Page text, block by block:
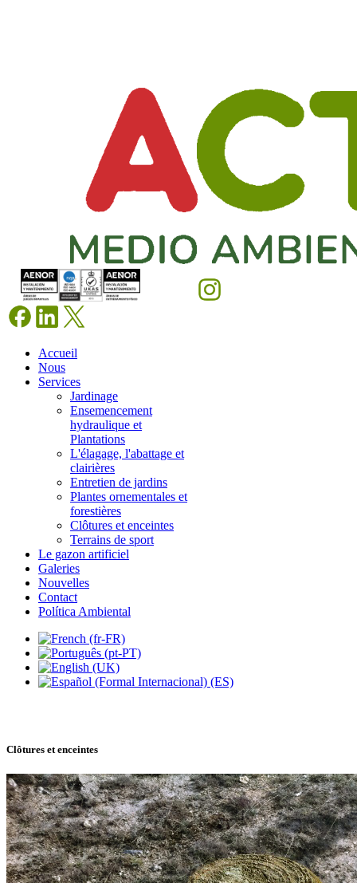
Accueil
Nous
Services
Jardinage
Ensemencement
hydraulique et
Plantations
L'élagage, l'abattage et
clairières
Entretien de jardins
Plantes ornementales et
forestières
Clôtures et enceintes
Terrains de sport
Le gazon artificiel
Galeries
Nouvelles
Contact
Política Ambiental
Clôtures et enceintes